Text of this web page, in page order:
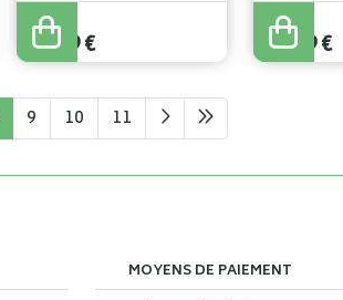
29,99
23,99€
29,99
23,99€
9 10 11
MOYENS DE PAIEMENT